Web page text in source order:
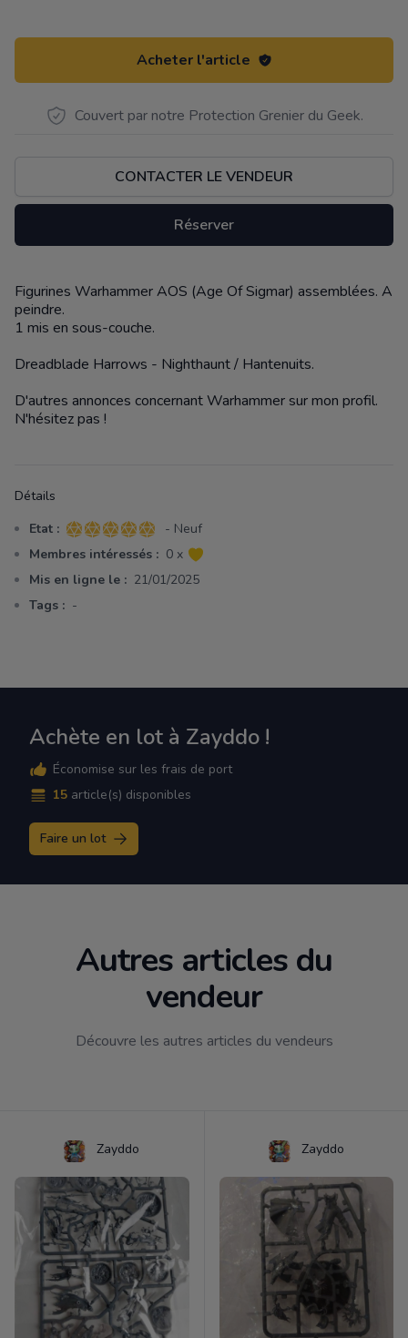
Acheter l'article
Couvert par notre Protection Grenier du Geek.
CONTACTER LE VENDEUR
Réserver
Description
Figurines Warhammer AOS (Age Of Sigmar) assemblées. A
peindre.
1 mis en sous-couche.
Dreadblade Harrows - Nighthaunt / Hantenuits.
D'autres annonces concernant Warhammer sur mon profil.
N'hésitez pas !
Détails
Etat : 5 sur 5 étoiles
- Neuf
Membres intéressés : 0 x
Mis en ligne le : 21/01/2025
Tags : -
Achète en lot à Zayddo !
Économise sur les frais de port
15 article(s) disponibles
Faire un lot
Autres articles du
vendeur
Découvre les autres articles du vendeurs
Zayddo Zayddo